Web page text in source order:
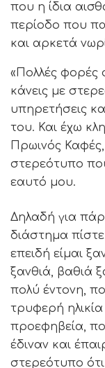
που η ίδια
περίοδο που
και αρκετά
«Πολλές φορές
κάνεις με
υπηρετήσεις
του. Και έχω
Πρωινός Καφές,
στερεότυπο
εαυτό μου.
Δηλαδή για
διάστημα
επειδή είμαι
ξανθιά, βαθιά
πολύ έντονη,
τρυφερή
προεφηβεία,
έδιναν και
στερεότυπο ότι